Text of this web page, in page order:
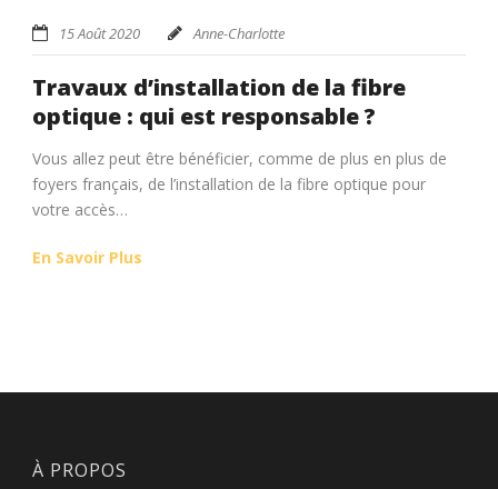
15 Août 2020 Anne-Charlotte
Travaux d’installation de la fibre
optique : qui est responsable ?
Vous allez peut être bénéficier, comme de plus en plus de
foyers français, de l’installation de la fibre optique pour
votre accès…
En Savoir Plus
À PROPOS